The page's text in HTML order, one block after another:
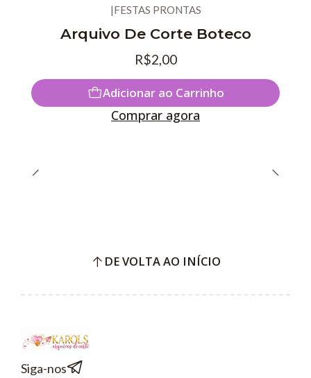
|FESTAS PRONTAS
Arquivo De Corte Boteco
R$2,00
Adicionar ao Carrinho
Comprar agora
DE VOLTA AO INÍCIO
Siga-nos